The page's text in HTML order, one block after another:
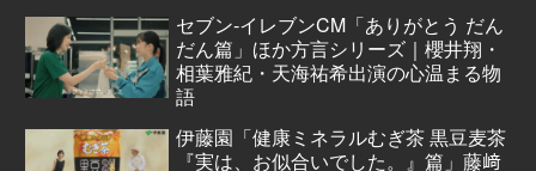
セブン‐イレブンCM「ありがとう だん
だん篇」ほか方言シリーズ｜櫻井翔・
相葉雅紀・天海祐希出演の心温まる物
語
伊藤園「健康ミネラルむぎ茶 黒豆麦茶
『実は、お似合いでした。』篇」藤﨑